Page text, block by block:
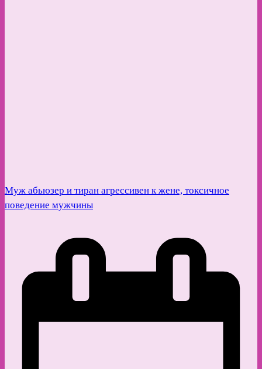
Муж абьюзер и тиран агрессивен к жене, токсичное
поведение мужчины